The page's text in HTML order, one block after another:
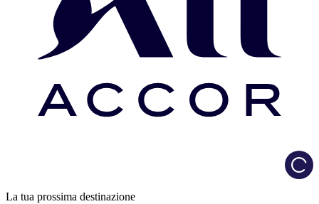
La tua prossima destinazione